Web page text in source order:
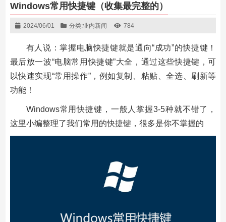
Windows常用快捷键（收集最完整的）
2024/06/01 分类:业内新闻 784
有人说：掌握电脑快捷键就是通向“成功”的快捷键！
最后放一波“电脑常用快捷键”大全，通过这些快捷键，可
以快速实现“常用操作”，例如复制、粘贴、全选、刷新等
功能！
Windows常用快捷键，一般人掌握3-5种就不错了，
这里小编整理了我们常用的快捷键，很多是你不掌握的